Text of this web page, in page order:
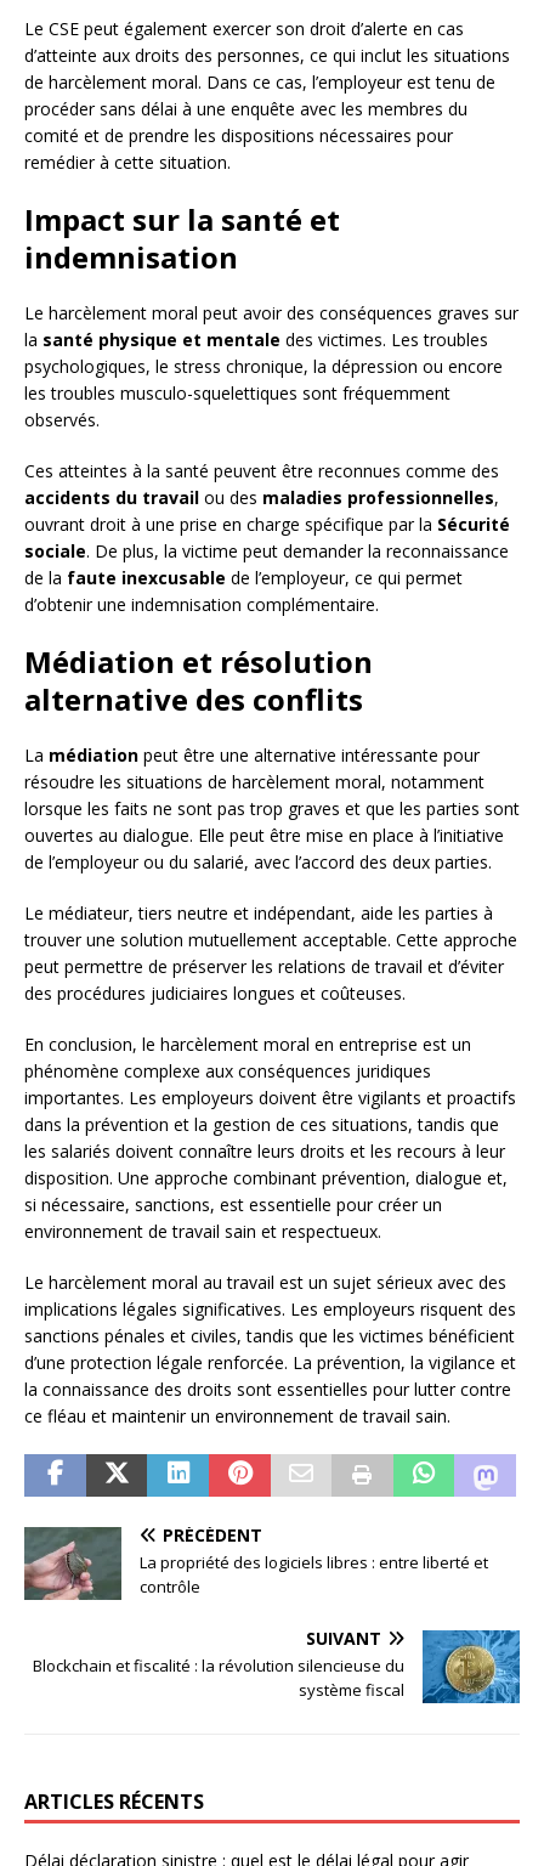
Le CSE peut également exercer son droit d’alerte en cas
d’atteinte aux droits des personnes, ce qui inclut les situations
de harcèlement moral. Dans ce cas, l’employeur est tenu de
procéder sans délai à une enquête avec les membres du
comité et de prendre les dispositions nécessaires pour
remédier à cette situation.
Impact sur la santé et
indemnisation
Le harcèlement moral peut avoir des conséquences graves sur
la santé physique et mentale des victimes. Les troubles
psychologiques, le stress chronique, la dépression ou encore
les troubles musculo-squelettiques sont fréquemment
observés.
Ces atteintes à la santé peuvent être reconnues comme des
accidents du travail ou des maladies professionnelles,
ouvrant droit à une prise en charge spécifique par la Sécurité
sociale. De plus, la victime peut demander la reconnaissance
de la faute inexcusable de l’employeur, ce qui permet
d’obtenir une indemnisation complémentaire.
Médiation et résolution
alternative des conflits
La médiation peut être une alternative intéressante pour
résoudre les situations de harcèlement moral, notamment
lorsque les faits ne sont pas trop graves et que les parties sont
ouvertes au dialogue. Elle peut être mise en place à l’initiative
de l’employeur ou du salarié, avec l’accord des deux parties.
Le médiateur, tiers neutre et indépendant, aide les parties à
trouver une solution mutuellement acceptable. Cette approche
peut permettre de préserver les relations de travail et d’éviter
des procédures judiciaires longues et coûteuses.
En conclusion, le harcèlement moral en entreprise est un
phénomène complexe aux conséquences juridiques
importantes. Les employeurs doivent être vigilants et proactifs
dans la prévention et la gestion de ces situations, tandis que
les salariés doivent connaître leurs droits et les recours à leur
disposition. Une approche combinant prévention, dialogue et,
si nécessaire, sanctions, est essentielle pour créer un
environnement de travail sain et respectueux.
Le harcèlement moral au travail est un sujet sérieux avec des
implications légales significatives. Les employeurs risquent des
sanctions pénales et civiles, tandis que les victimes bénéficient
d’une protection légale renforcée. La prévention, la vigilance et
la connaissance des droits sont essentielles pour lutter contre
ce fléau et maintenir un environnement de travail sain.
PRÉCÉDENT
La propriété des logiciels libres : entre liberté et
contrôle
SUIVANT
Blockchain et fiscalité : la révolution silencieuse du
système fiscal
ARTICLES RÉCENTS
Délai déclaration sinistre : quel est le délai légal pour agir